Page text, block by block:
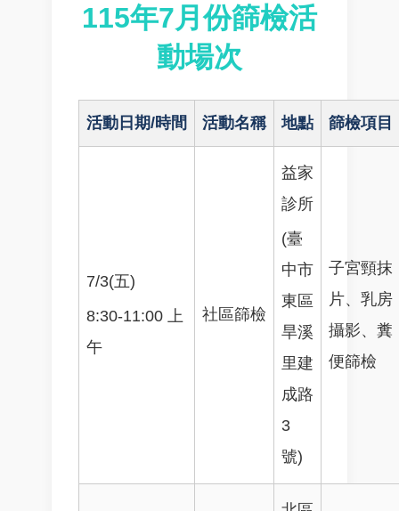
115年7月份篩檢活
動場次
活動日期/時間 活動名稱 地點 篩檢項目
7/3(五)
8:30-11:00 上
午
社區篩檢
益家
診所
(臺
中市
東區
旱溪
里建
成路
3
號)
子宮頸抹
片、乳房
攝影、糞
便篩檢